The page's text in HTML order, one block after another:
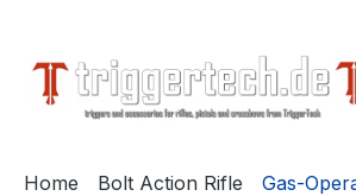
Home Bolt Action Rifle Gas-